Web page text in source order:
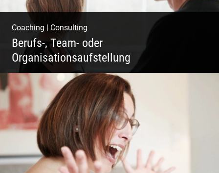
Coaching Consulting
Berufs-, Team- oder
Organisationsaufstellung
Business Coaching – Berufliche Freude
ermöglichen